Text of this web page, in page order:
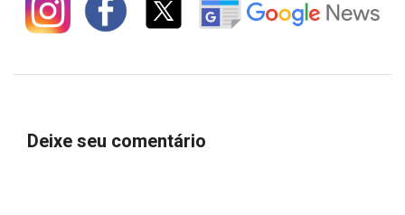
Deixe seu comentário